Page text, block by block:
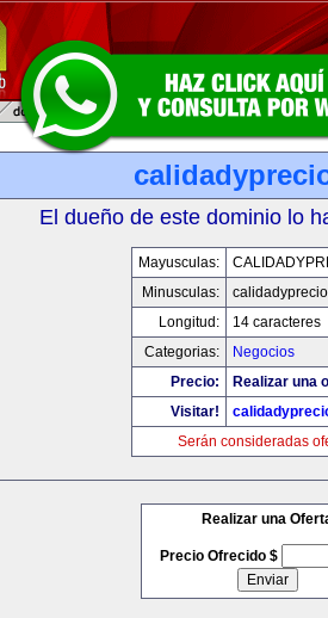
El dueño de este dominio lo
Mayusculas:
Minusculas:
Longitud:
14 caracteres
Categorias:
Negocios
Precio:
Realizar una
Visitar!
Serán consideradas
Realizar una
Precio Ofrecido $